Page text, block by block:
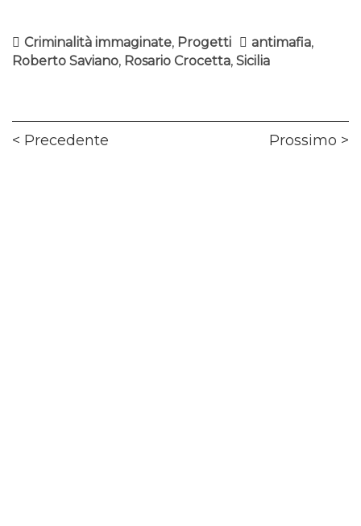
Criminalità immaginate, Progetti antimafia,
Roberto Saviano, Rosario Crocetta, Sicilia
Navigazione
Precedente Prossimo